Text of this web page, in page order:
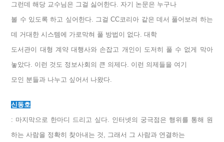
그런데 해당 교수님은 그걸 싫어한다. 자기 논문은 누구나
볼 수 있도록 하고 싶어한다. 그걸 CC코리아 같은 데서 풀어보려 하는
데 거대한 시스템에 가로막혀 풀 방법이 없다. 대학
도서관이 대형 계약 대행사와 손잡고 개인이 도저히 풀 수 없게 막아
놓았다. 이런 것도 정보사회의 큰 의제다. 이런 의제들을 여기
모인 분들과 나누고 싶어서 나왔다.
신동호
: 마지막으로 한마디 드리고 싶다. 인터넷의 궁극점은 행위를 통해 원
하는 사람을 정확히 찾아내는 것, 그래서 그 사람과 연결하는